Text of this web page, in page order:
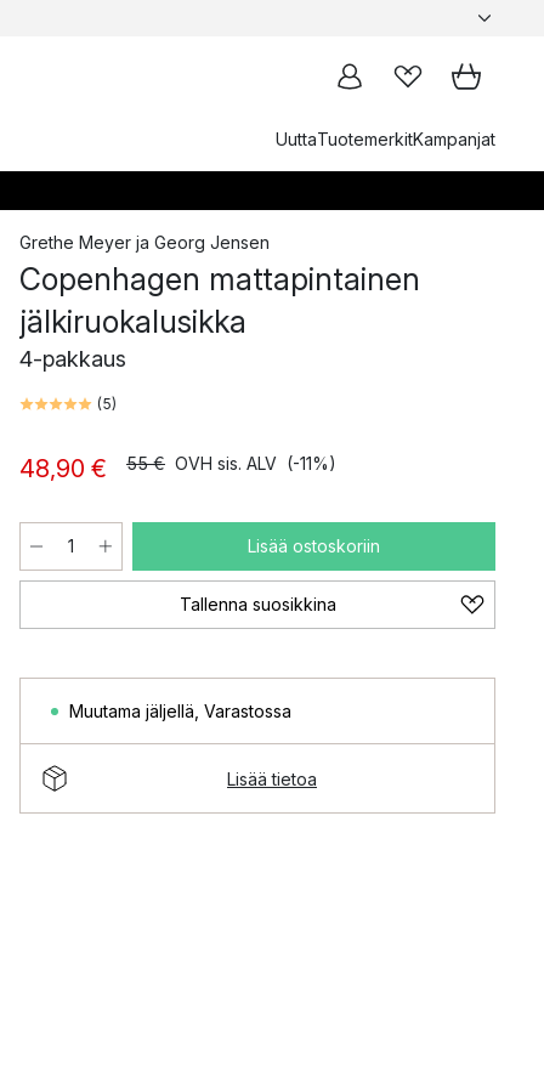
UuttaTuotemerkitKampanjat
Grethe Meyer ja Georg Jensen
Copenhagen mattapintainen
jälkiruokalusikka
4-pakkaus
(5)
48,90 € 55 € OVH sis. ALV (-11%)
Lisää ostoskoriin
Tallenna suosikkina
Muutama jäljellä Varastossa
Lisää tietoa